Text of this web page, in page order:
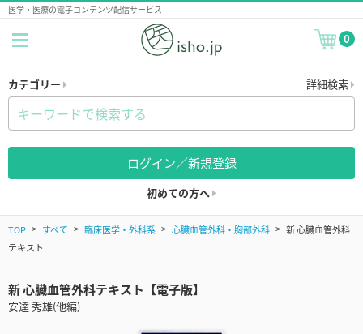
医学・医療の電子コンテンツ配信サービス
0
カテゴリー 詳細検索
ログイン／新規登録
初めての方へ
TOP すべて 臨床医学・外科系 心臓血管外科・胸部外科
新 心臓血管外科
テキスト
新 心臓血管外科テキスト【電子版】
安達 秀雄(他編)